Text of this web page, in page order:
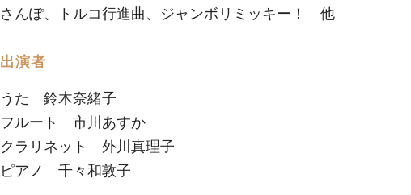
さんぽ、トルコ行進曲、ジャンボリミッキー！ 他
出演者
うた 鈴木奈緒子
フルート 市川あすか
クラリネット 外川真理子
ピアノ 千々和敦子